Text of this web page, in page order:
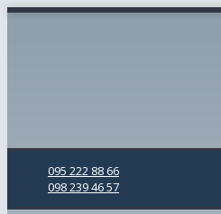
095 222 88 66
098 239 46 57